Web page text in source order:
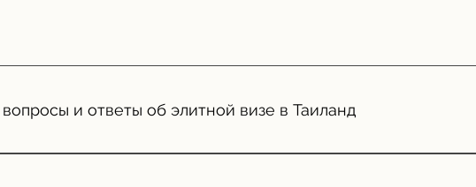
и ответы об элитной визе в Таиланд
на отдельной странице Thai Elite Visa